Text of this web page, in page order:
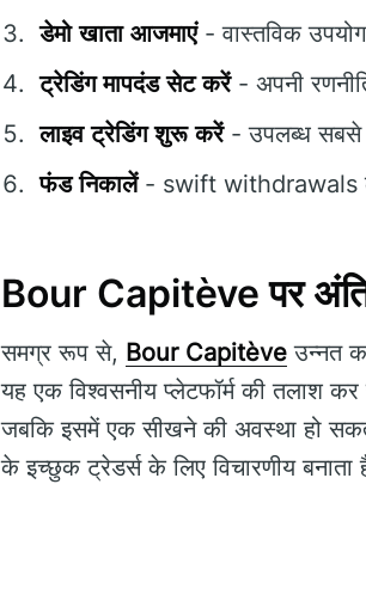
डेमो खाता आजमाएं- वास्तविक
ट्रेडिंग मापदंड सेट करें- अपनी
लाइव ट्रेडिंग शुरू करें- उपलब्ध सबसे
फंड निकालें- swift withdrawals
Bour Capitève पर
समग्र रूप से, Bour Capitève उन्नत
यह एक विश्वसनीय प्लेटफॉर्म की तलाश
जबकि इसमें एक सीखने की अवस्था हो
के इच्छुक ट्रेडर्स के लिए विचारणीय बनाता